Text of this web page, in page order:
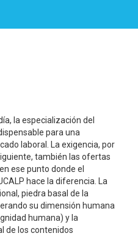
la especialización del
para una
laboral. La exigencia, por
también las ofertas
ese punto donde el
hace la diferencia. La
piedra basal de la
su dimensión humana
humana) y la
de los contenidos